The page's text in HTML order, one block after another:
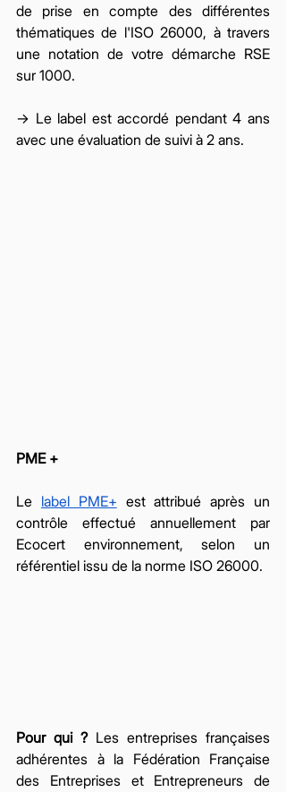
de prise en compte des différentes
thématiques de l'ISO 26000, à travers
une notation de votre démarche RSE
sur 1000.
→ Le label est accordé pendant 4 ans
avec une évaluation de suivi à 2 ans.
PME +
Le label PME+ est attribué après un
contrôle effectué annuellement par
Ecocert environnement, selon un
référentiel issu de la norme ISO 26000.
Pour qui ? Les entreprises françaises
adhérentes à la Fédération Française
des Entreprises et Entrepreneurs de